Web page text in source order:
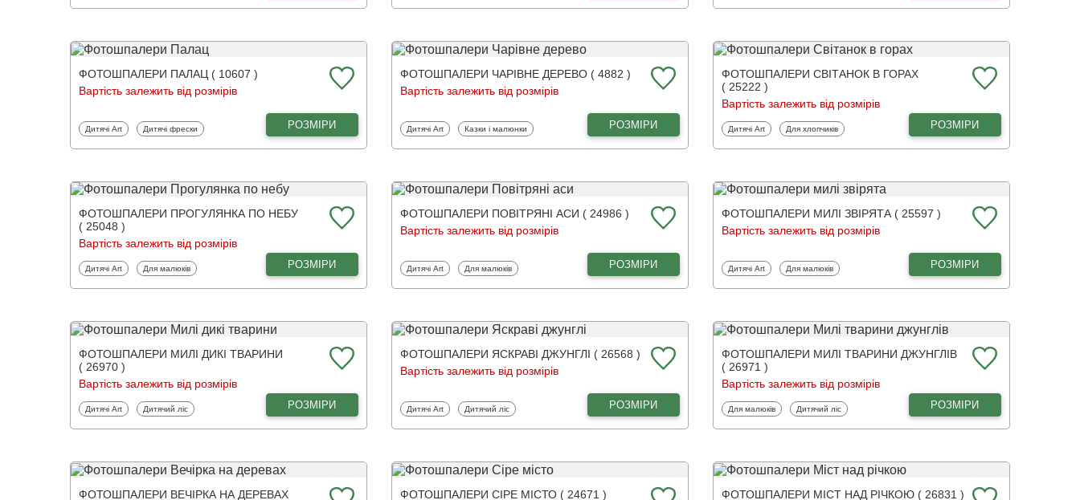
ФОТОШПАЛЕРИ ПАЛАЦ ( 10607 )
Вартість залежить від розмірів
Фотошпалери
Дитячі Art Фотошпалери
Дитячі фрески РОЗМІРИ
ФОТОШПАЛЕРИ ЧАРІВНЕ ДЕРЕВО ( 4882 )
Вартість залежить від розмірів
Фотошпалери
Дитячі Art Фотошпалери
Казки і малюнки РОЗМІРИ
ФОТОШПАЛЕРИ СВІТАНОК В ГОРАХ
( 25222 )
Вартість залежить від розмірів
Фотошпалери
Дитячі Art Фотошпалери
Для хлопчиків РОЗМІРИ
ФОТОШПАЛЕРИ ПРОГУЛЯНКА ПО НЕБУ
( 25048 )
Вартість залежить від розмірів
Фотошпалери
Дитячі Art Фотошпалери
Для малюків РОЗМІРИ
ФОТОШПАЛЕРИ ПОВІТРЯНІ АСИ ( 24986 )
Вартість залежить від розмірів
Фотошпалери
Дитячі Art Фотошпалери
Для малюків РОЗМІРИ
ФОТОШПАЛЕРИ МИЛІ ЗВІРЯТА ( 25597 )
Вартість залежить від розмірів
Фотошпалери
Дитячі Art Фотошпалери
Для малюків РОЗМІРИ
ФОТОШПАЛЕРИ МИЛІ ДИКІ ТВАРИНИ
( 26970 )
Вартість залежить від розмірів
Фотошпалери
Дитячі Art Фотошпалери
Дитячий ліс РОЗМІРИ
ФОТОШПАЛЕРИ ЯСКРАВІ ДЖУНГЛІ ( 26568 )
Вартість залежить від розмірів
Фотошпалери
Дитячі Art Фотошпалери
Дитячий ліс РОЗМІРИ
ФОТОШПАЛЕРИ МИЛІ ТВАРИНИ ДЖУНГЛІВ
( 26971 )
Вартість залежить від розмірів
Фотошпалери
Для малюків Фотошпалери
Дитячий ліс РОЗМІРИ
ФОТОШПАЛЕРИ ВЕЧІРКА НА ДЕРЕВАХ
ФОТОШПАЛЕРИ СІРЕ МІСТО ( 24671 )
ФОТОШПАЛЕРИ МІСТ НАД РІЧКОЮ ( 26831 )